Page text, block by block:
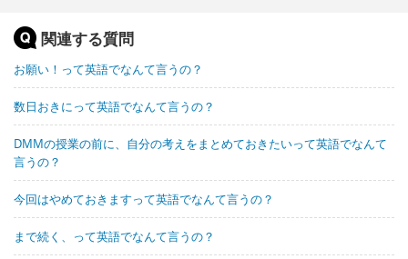
関連する質問
お願い！って英語でなんて言うの？
数日おきにって英語でなんて言うの？
DMMの授業の前に、自分の考えをまとめておきたいって英語でなんて
言うの？
今回はやめておきますって英語でなんて言うの？
まで続く、って英語でなんて言うの？